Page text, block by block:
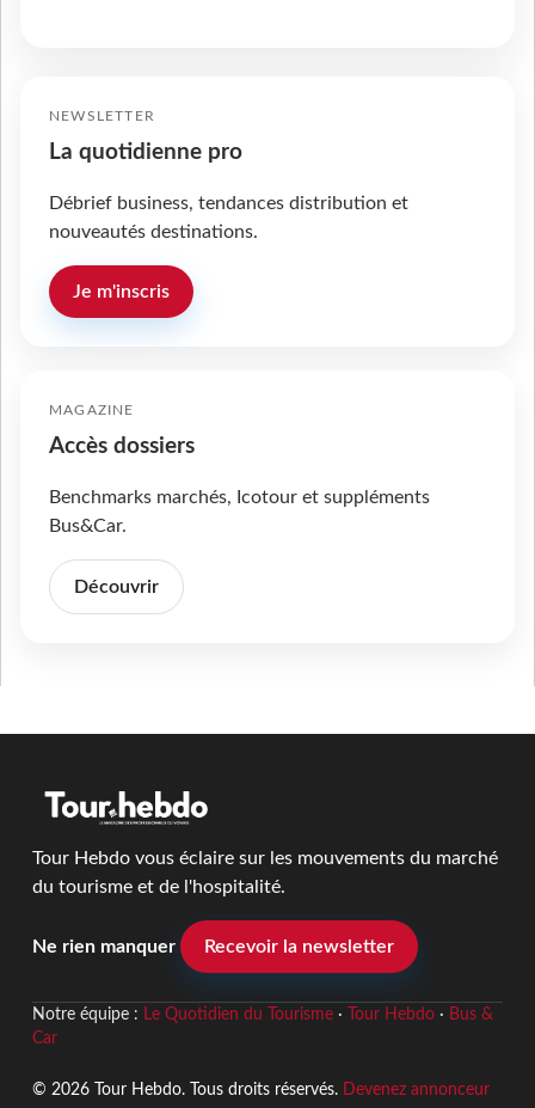
NEWSLETTER
La quotidienne pro
Débrief business, tendances distribution et
nouveautés destinations.
Je m'inscris
MAGAZINE
Accès dossiers
Benchmarks marchés, Icotour et suppléments
Bus&Car.
Découvrir
Tour Hebdo vous éclaire sur les mouvements du marché
du tourisme et de l'hospitalité.
Ne rien manquer Recevoir la newsletter
Notre équipe : Le Quotidien du Tourisme· Tour Hebdo· Bus &
Car
© 2026 Tour Hebdo. Tous droits réservés. Devenez annonceur